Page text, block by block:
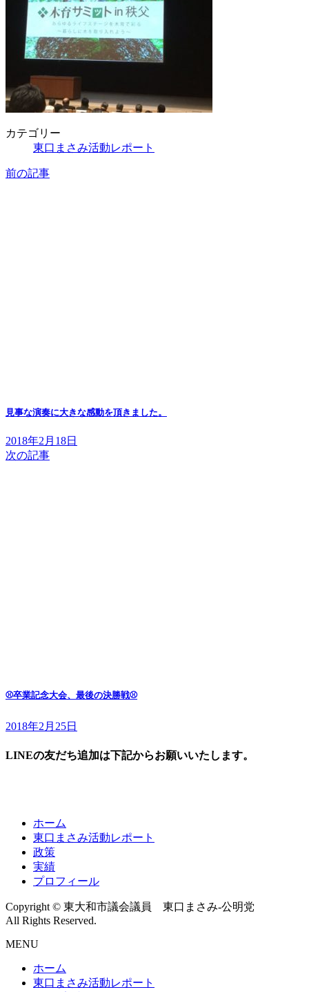
カテゴリー
東口まさみ活動レポート
前の記事
見事な演奏に大きな感動を頂きました。
2018年2月18日
次の記事
⚾️卒業記念大会、最後の決勝戦⚾️
2018年2月25日
LINEの友だち追加は下記からお願いいたします。
ホーム
東口まさみ活動レポート
政策
実績
プロフィール
Copyright © 東大和市議会議員 東口まさみ-公明党
All Rights Reserved.
MENU
ホーム
東口まさみ活動レポート